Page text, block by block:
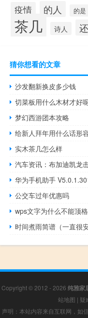
疫情 的人 的是
茶几 诗人
猜你想看的文章
沙发翻新换皮多少钱
切菜板用什么木材才好
梦幻西游团本攻略
给新人拜年用什么话形
实木茶几怎么样
汽车资讯：布加迪凯龙
公交车过年优惠吗
wps文字为什么不能顶格
时间煮雨简谱（一直很
Copyright © 2012 - 2026 纯雅家
站地图 | 疑
声明：本站内容来自互联网，如